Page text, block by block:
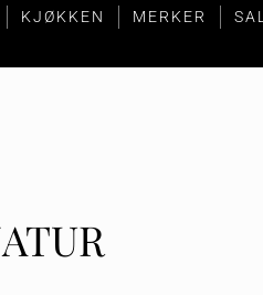
KJØKKEN MERKER